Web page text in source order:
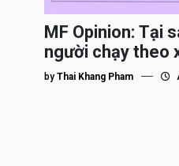
MF Opinion: Tại
người chạy theo
Dupe”?
by Thai Khang Pham